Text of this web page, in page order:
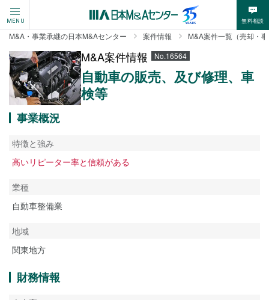
MENU 無料相談
M&A・事業承継の日本M&Aセンター 案件情報 M&A案件一覧（売却・
M&A案件情報 No.16564
自動車の販売、及び修理、車
検等
事業概況
特徴と強み
高いリピーター率と信頼がある
業種
自動車整備業
地域
関東地方
財務情報